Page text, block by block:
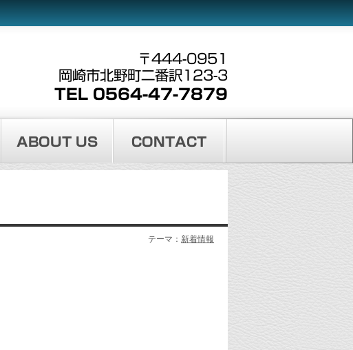
〒444-0951
岡崎市北野町二番訳123-3
TEL 0564-47-7879
ABOUT US CONTACT
テーマ： 新着情報